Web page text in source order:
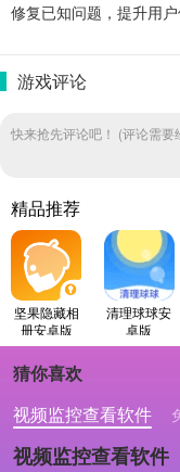
修复已知问题，提升用
游戏评论
快来抢先评论吧！ (评论需要
精品推荐
坚果隐藏相
册安卓版
清理球球安
卓版
猜你喜欢
视频监控查看软件
专业做婚礼策划的软件
视频监控查看软件